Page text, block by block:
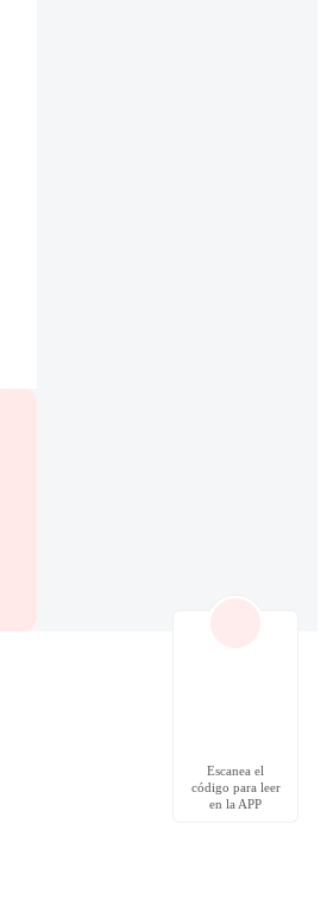
Escanea el
código para leer
en la APP